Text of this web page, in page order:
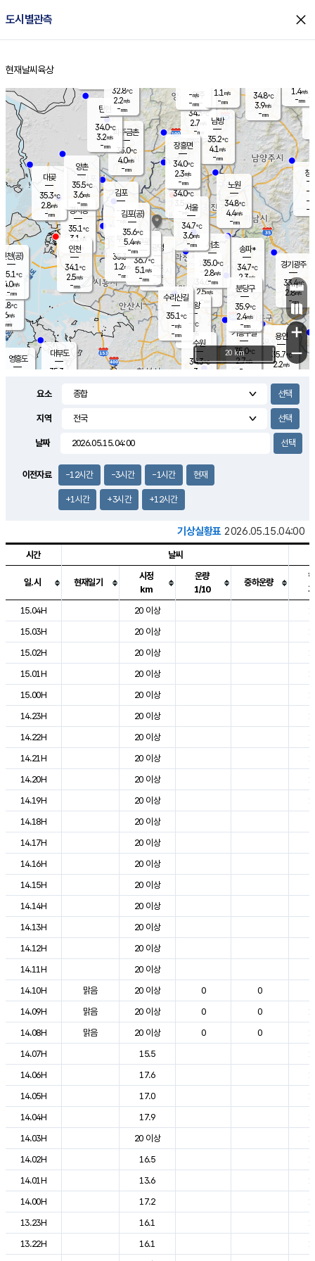
도시별관측 close
홈
현재날씨 육상
의도
℃
m/s
mm
영흥도
양주
34.3℃
2.7
-mm
과천
34.6℃
2.5m/s
- mm
용인
35.7℃
2.2m/s
경기광주
33.4℃
2.8m/s
-mm
2.7m/s
대부도
35.3
경서동
35.1℃
3.1 m/s
-mm
파주금촌
35.0℃
4.0m/s
-mm
34.8℃
3.9m/s
-mm
대곶
35.3℃
2.8m/s
-mm
창
-
-m/
-
탄현
34.0℃
3.2m/s
-mm
1.4m/s
-mm
의왕
- ℃
m/s
mm
김포
- ℃
-m/s
mm
광명
- ℃
-m/s
-mm
부천
35.3℃
1.2m/s
-mm
양촌
35.5℃
3.6m/s
-mm
구로
36.7℃
5.1 m/s
-mm
은평
34.0℃
3.5 m/s
- mm
노원
34.8℃
4.4m/s
-mm
송파*
34.7℃
2.3m/s
-mm
서초
35.0℃
2.8m/s
-mm
남방
35.2℃
4.1 m/s
-mm
기흥구갈
35.0℃
2.7m/s
-
수리산길
35.1℃
-m/s
-mm
분당구
35.9℃
2.4m/s
-mm
장흥면
34.0℃
2.3m/s
-mm
-m/s
-mm
인천(공)
35.1℃
4.0m/s
-mm
김포(공)
35.6℃
5.4m/s
-mm
수원
34.3℃
3 m/s
인천
34.1℃
2.5m/s
-mm
서울
34.7℃
3.6m/s
-mm
32.8℃
2.2m/s
-mm
1.1 m/s
-mm
+
−
20 km
요소
지역
날짜
이전자료 -12시간 -3시간 -1시간 현재
+1시간 +3시간 +12시간
기상실황표 2026.05.15.04:00
도시별 기상실황표로 지점, 날씨, 기온, 강수, 바람, 기압등을 안내한 표입
시간 날씨
일.시 현재일기
시정
km
운량
1/10
중하운량
15.04H
20 이상
15.03H
20 이상
15.02H
20 이상
15.01H
20 이상
15.00H
20 이상
14.23H
20 이상
14.22H
20 이상
14.21H
20 이상
14.20H
20 이상
14.19H
20 이상
14.18H
20 이상
14.17H
20 이상
14.16H
20 이상
14.15H
20 이상
14.14H
20 이상
14.13H
20 이상
14.12H
20 이상
14.11H
20 이상
14.10H
맑음 20 이상 0 0
14.09H
맑음 20 이상 0 0
14.08H
맑음 20 이상 0 0
14.07H
15.5
14.06H
17.6
14.05H
17.0
14.04H
17.9
14.03H
20 이상
14.02H
16.5
14.01H
13.6
14.00H
17.2
13.23H
16.1
13.22H
16.1